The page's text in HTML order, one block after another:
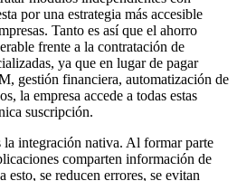
por una estrategia más accesible
Tanto es así que el ahorro
frente a la contratación de
ya que en lugar de pagar
gestión financiera, automatización de
la empresa accede a todas estas
suscripción.
integración nativa. Al formar parte
comparten información de
esto, se reducen errores, se evitan